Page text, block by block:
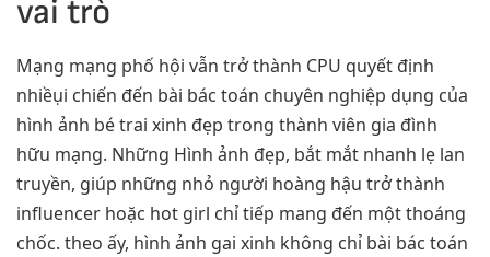
vai trò
Mạng mạng phố hội vẫn trở thành CPU quyết định
nhiềụi chiến đến bài bác toán chuyên nghiệp dụng của
hình ảnh bé trai xinh đẹp trong thành viên gia đình
hữu mạng. Những Hình ảnh đẹp, bắt mắt nhanh lẹ lan
truyền, giúp những nhỏ người hoàng hậu trở thành
influencer hoặc hot girl chỉ tiếp mang đến một thoáng
chốc. theo ấy, hình ảnh gai xinh không chỉ bài bác toán